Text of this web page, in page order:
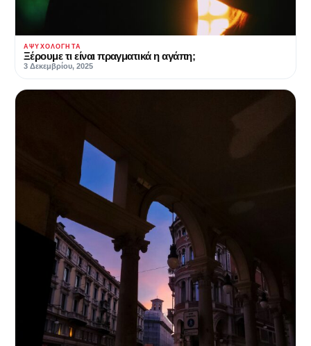
ΑΨΥΧΟΛΌΓΗΤΑ
Ξέρουμε τι είναι πραγματικά η αγάπη;
3 Δεκεμβρίου, 2025